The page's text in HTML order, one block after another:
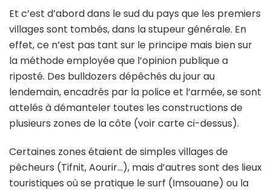
Et c’est d’abord dans le sud du pays que les premiers
villages sont tombés, dans la stupeur générale. En
effet, ce n’est pas tant sur le principe mais bien sur
la méthode employée que l’opinion publique a
riposté. Des bulldozers dépêchés du jour au
lendemain, encadrés par la police et l’armée, se sont
attelés à démanteler toutes les constructions de
plusieurs zones de la côte (voir carte ci-dessus).
Certaines zones étaient de simples villages de
pêcheurs (Tifnit, Aourir…), mais d’autres sont des lieux
touristiques où se pratique le surf (Imsouane) ou la